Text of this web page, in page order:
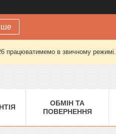
працюватимемо в звичному режимі.
ОБМІН ТА
ПОВЕРНЕННЯ